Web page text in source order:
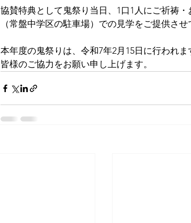
協賛特典として鬼祭り当日、1口1人にご祈祷
（常盤中学区の駐車場）での見学をご提供させ
本年度の鬼祭りは、令和7年2月15日に行われま
皆様のご協力をお願い申し上げます。